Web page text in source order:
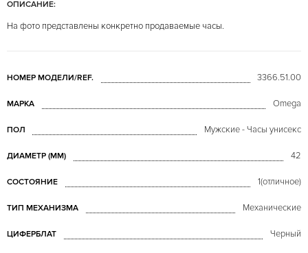
ОПИСАНИЕ:
На фото представлены конкретно продаваемые часы.
НОМЕР МОДЕЛИ/REF. 3366.51.00
МАРКА Omega
ПОЛ Мужские - Часы унисекс
ДИАМЕТР (MM) 42
СОСТОЯНИЕ 1(отличное)
ТИП МЕХАНИЗМА Механические
ЦИФЕРБЛАТ Черный